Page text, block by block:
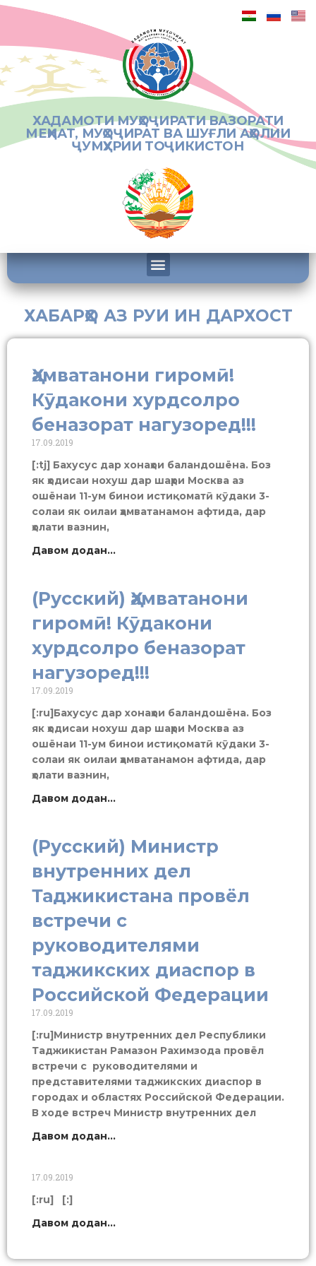
ХАДАМОТИ МУҲОҶИРАТИ ВАЗОРАТИ
МЕҲНАТ, МУҲОҶИРАТ ВА ШУҒЛИ АҲОЛИИ
ҶУМҲУРИИ ТОҶИКИСТОН
ХАБАРҲО АЗ РУИ ИН ДАРХОСТ
Ҳамватанони гиромӣ!
Кӯдакони хурдсолро
беназорат нагузоред!!!
17.09.2019
[:tj] Бахусус дар хонаҳои баландошёна. Боз
як ҳодисаи нохуш дар шаҳри Москва аз
ошёнаи 11-ум бинои истиқоматӣ кӯдаки 3-
солаи як оилаи ҳамватанамон афтида, дар
ҳолати вазнин,
Давом додан...
(Русский) Ҳамватанони
гиромӣ! Кӯдакони
хурдсолро беназорат
нагузоред!!!
17.09.2019
[:ru]Бахусус дар хонаҳои баландошёна. Боз
як ҳодисаи нохуш дар шаҳри Москва аз
ошёнаи 11-ум бинои истиқоматӣ кӯдаки 3-
солаи як оилаи ҳамватанамон афтида, дар
ҳолати вазнин,
Давом додан...
(Русский) Министр
внутренних дел
Таджикистана провёл
встречи с
руководителями
таджикских диаспор в
Российской Федерации
17.09.2019
[:ru]Министр внутренних дел Республики
Таджикистан Рамазон Рахимзода провёл
встречи с руководителями и
представителями таджикских диаспор в
городах и областях Российской Федерации.
В ходе встреч Министр внутренних дел
Давом додан...
17.09.2019
[:ru] [:]
Давом додан...